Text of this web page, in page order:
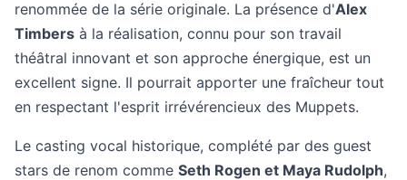
renommée de la série originale. La présence d'Alex
Timbers à la réalisation, connu pour son travail
théâtral innovant et son approche énergique, est un
excellent signe. Il pourrait apporter une fraîcheur tout
en respectant l'esprit irrévérencieux des Muppets.
Le casting vocal historique, complété par des guest
stars de renom comme Seth Rogen et Maya Rudolph,